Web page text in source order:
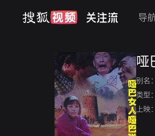
导
哑
别名：
类型：
上映：